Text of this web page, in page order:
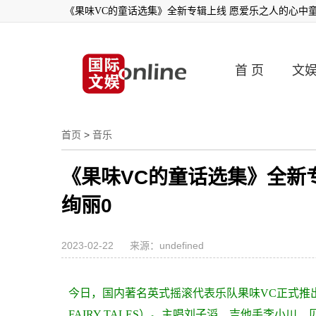
《果味VC的童话选集》全新专辑上线 愿爱乐之人的心
首 页 文
首页 > 音乐
《果味VC的童话选集》全
绚丽0
2023-02-22 来源：undefined
今日，国内著名英式摇滚代表乐队果味VC正式推